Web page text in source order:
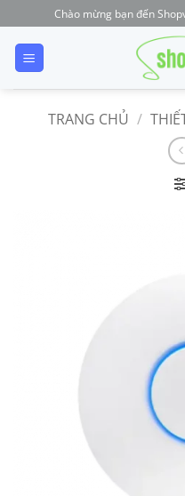
to
content
Chào mừng bạn đến
TRANG CHỦ /